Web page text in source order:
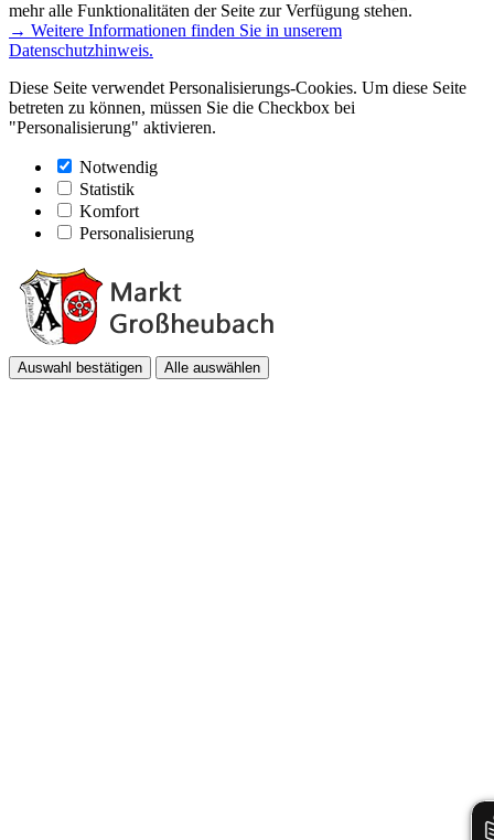
mehr alle Funktionalitäten der Seite zur Verfügung stehen.
→ Weitere Informationen finden Sie in unserem
Datenschutzhinweis.
Diese Seite verwendet Personalisierungs-Cookies. Um diese Seite
betreten zu können, müssen Sie die Checkbox bei
"Personalisierung" aktivieren.
Notwendig
Statistik
Komfort
Personalisierung
Auswahl bestätigen Alle auswählen